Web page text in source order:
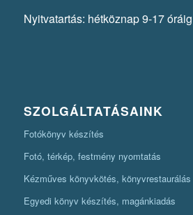
Nyitvatartás: hétköznap 9-17 óráig
SZOLGÁLTATÁSAINK
Fotókönyv készítés
Fotó, térkép, festmény nyomtatás
Kézműves könyvkötés, könyvrestaurálás
Egyedi könyv készítés, magánkiadás